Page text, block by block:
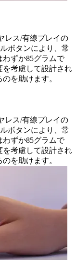
レス/有線プレイの
ボタンにより、常
ずか85グラムで
を考慮して設計され
を助けます。
レス/有線プレイの
ボタンにより、常
ずか85グラムで
を考慮して設計され
を助けます。